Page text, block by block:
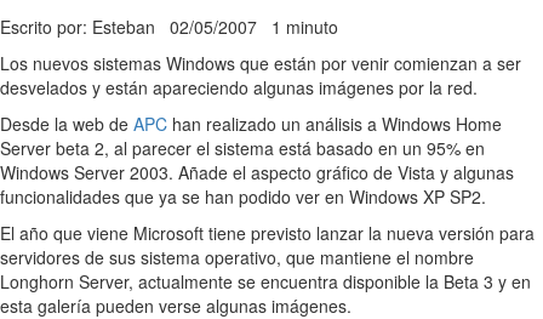
Escrito por: Esteban 02/05/2007 1 minuto
Los nuevos sistemas Windows que están por venir comienzan a ser
desvelados y están apareciendo algunas imágenes por la red.
Desde la web de APC han realizado un análisis a Windows Home
Server beta 2, al parecer el sistema está basado en un 95% en
Windows Server 2003. Añade el aspecto gráfico de Vista y algunas
funcionalidades que ya se han podido ver en Windows XP SP2.
El año que viene Microsoft tiene previsto lanzar la nueva versión para
servidores de sus sistema operativo, que mantiene el nombre
Longhorn Server, actualmente se encuentra disponible la Beta 3 y en
esta galería pueden verse algunas imágenes.